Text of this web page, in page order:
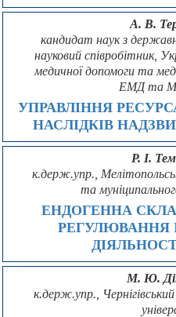
А. В.
кандидат наук з
науковий співробітник,
медичної допомоги та
ЕМД та
УПРАВЛІННЯ
НАСЛІДКІВ
Р. І.
к.держ.упр.,
та
ЕНДОГЕННА
РЕГУЛЮВАННЯ
М. Ю.
к.держ.упр.,